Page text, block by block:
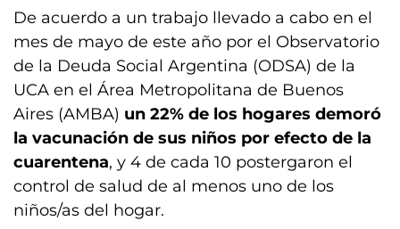
De acuerdo a un trabajo llevado a cabo en el
mes de mayo de este año por el Observatorio
de la Deuda Social Argentina (ODSA) de la
UCA en el Área Metropolitana de Buenos
Aires (AMBA) un 22% de los hogares demoró
la vacunación de sus niños por efecto de la
cuarentena, y 4 de cada 10 postergaron el
control de salud de al menos uno de los
niños/as del hogar.